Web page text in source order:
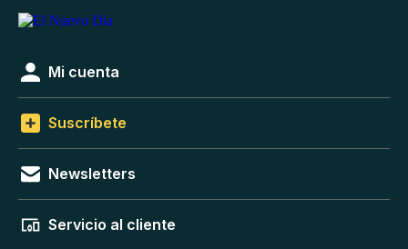
Mi cuenta
Suscríbete
Newsletters
Servicio al cliente